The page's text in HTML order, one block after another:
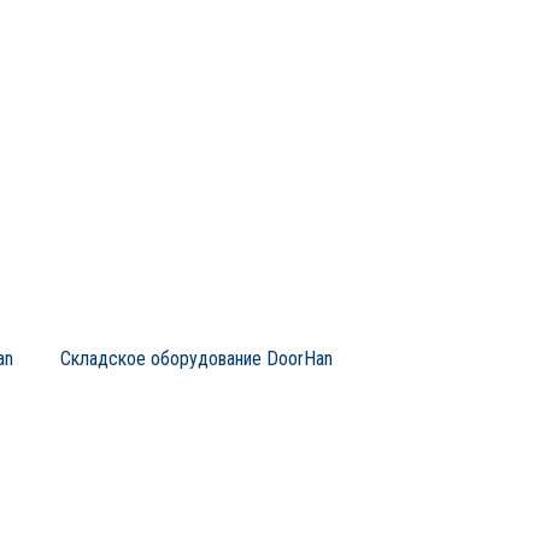
Складское оборудование DoorHan